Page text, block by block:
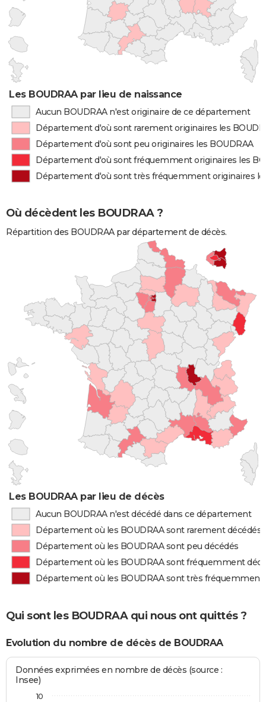
Les BOUDRAA par lieu de naissance
Aucun BOUDRAA n'est originaire de ce département
Département d'où sont rarement originaires les
Département d'où sont peu originaires les BOUDRAA
Département d'où sont fréquemment originaires les
Département d'où sont très fréquemment originaires
Où décèdent les BOUDRAA ?
Répartition des BOUDRAA par département de décès.
Les BOUDRAA par lieu de décès
Aucun BOUDRAA n'est décédé dans ce département
Département où les BOUDRAA sont rarement décédés
Département où les BOUDRAA sont peu décédés
Département où les BOUDRAA sont fréquemment
Département où les BOUDRAA sont très fréquemment
Qui sont les BOUDRAA qui nous ont quittés ?
Evolution du nombre de décès de BOUDRAA
Données exprimées en nombre de décès (source :
Insee)
10